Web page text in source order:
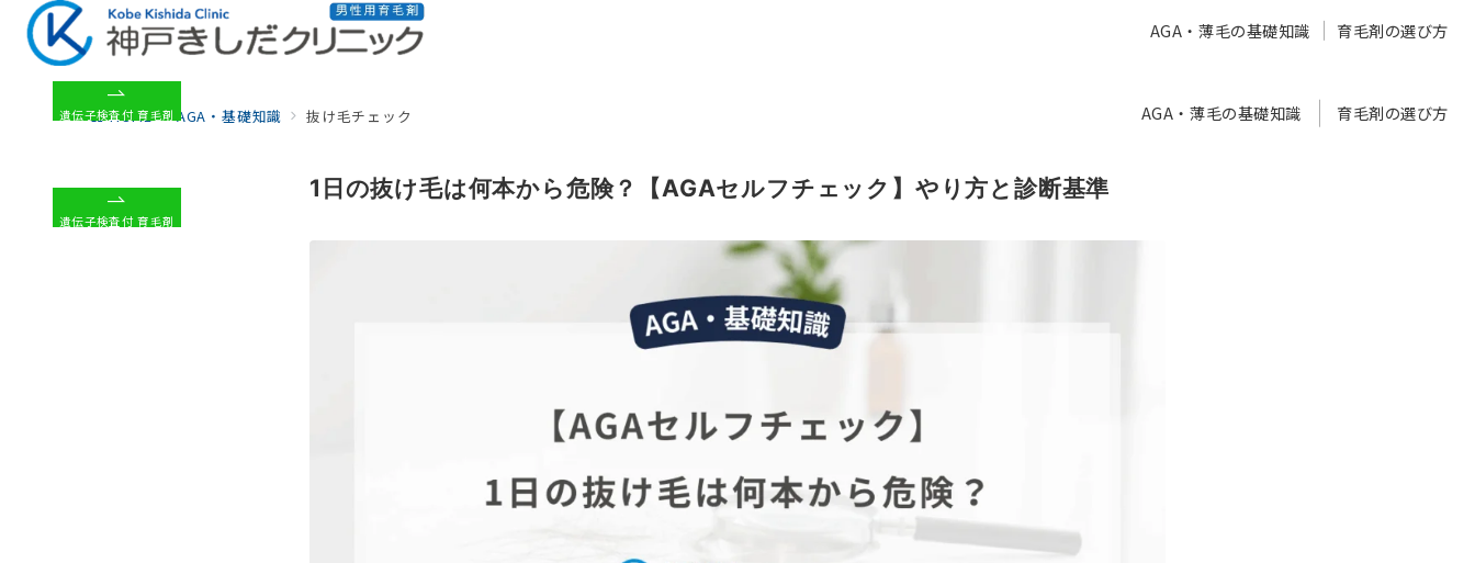
AGA・薄毛の基礎知識 育毛剤の選び方
遺伝子検査付 育毛剤
AGA・薄毛の基礎知識 育毛剤の選び方
遺伝子検査付 育毛剤
HOME AGA・基礎知識 抜け毛チェック
1日の抜け毛は何本から危険？【AGAセルフチェック】やり方と診断基準